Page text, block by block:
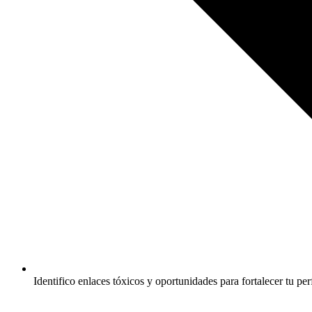
Identifico enlaces tóxicos y oportunidades para fortalecer tu